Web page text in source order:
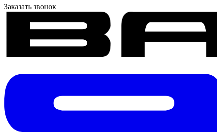
Заказать звонок